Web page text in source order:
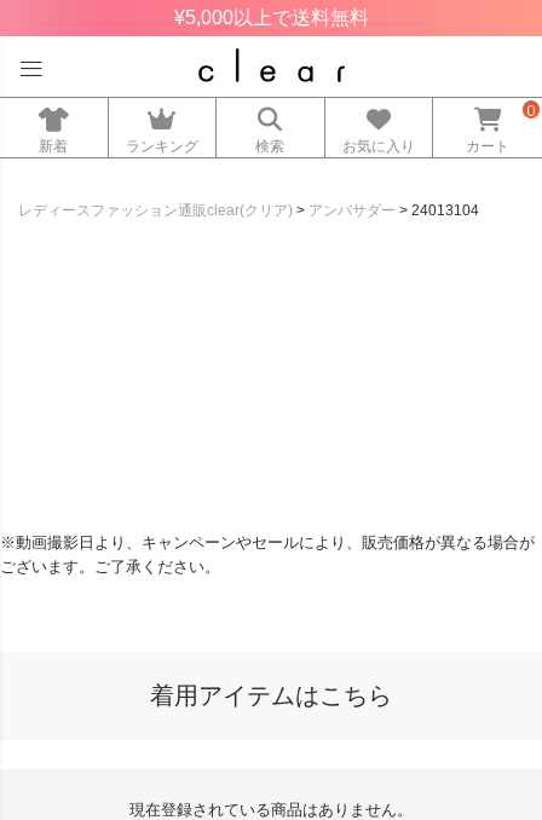
¥5,000以上で送料無料
新着 ランキング 検索 お気に入り カート
0
レディースファッション通販clear(クリア) アンバサダー 24013104
※動画撮影日より、キャンペーンやセールにより、販売価格が異なる場合が
ございます。ご了承ください。
着用アイテムはこちら
現在登録されている商品はありません。